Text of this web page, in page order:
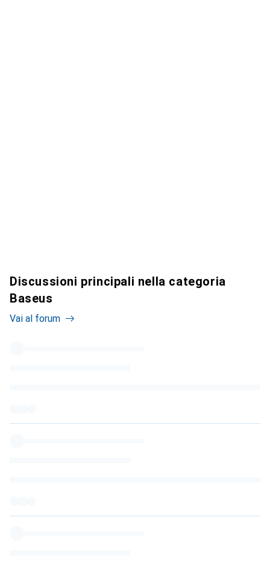
Discussioni principali nella categoria
Baseus
Vai al forum